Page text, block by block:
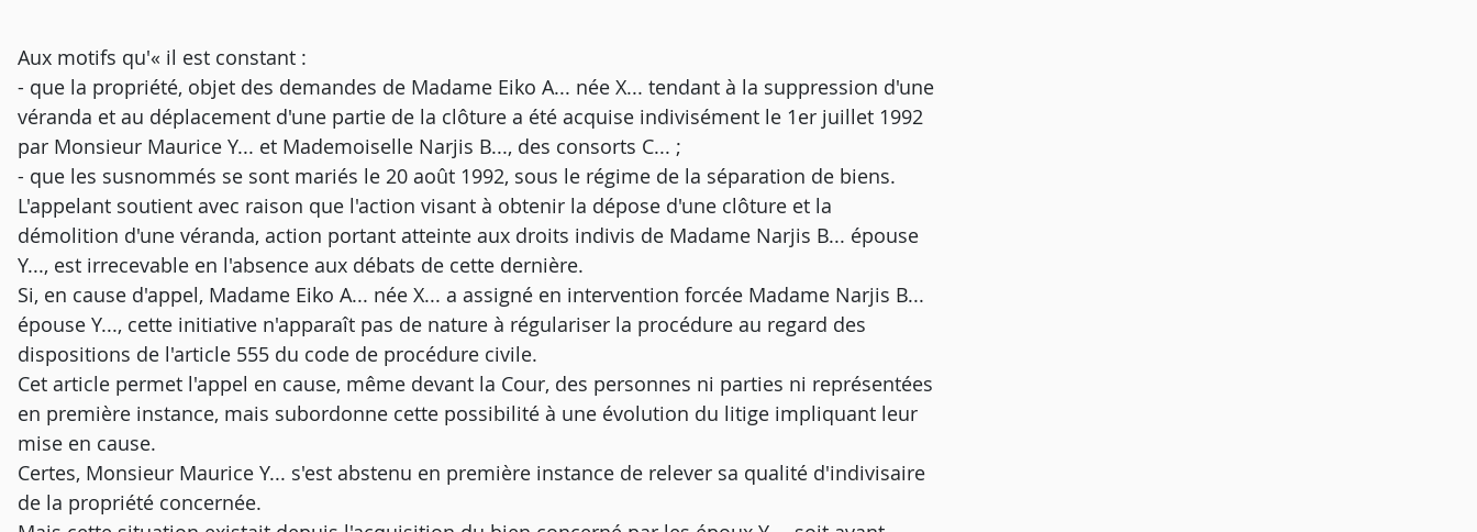
Aux motifs qu'« il est constant :
- que la propriété, objet des demandes de Madame Eiko A... née X... tendant à la suppression d'une
véranda et au déplacement d'une partie de la clôture a été acquise indivisément le 1er juillet 1992
par Monsieur Maurice Y... et Mademoiselle Narjis B..., des consorts C... ;
- que les susnommés se sont mariés le 20 août 1992, sous le régime de la séparation de biens.
L'appelant soutient avec raison que l'action visant à obtenir la dépose d'une clôture et la
démolition d'une véranda, action portant atteinte aux droits indivis de Madame Narjis B... épouse
Y..., est irrecevable en l'absence aux débats de cette dernière.
Si, en cause d'appel, Madame Eiko A... née X... a assigné en intervention forcée Madame Narjis B...
épouse Y..., cette initiative n'apparaît pas de nature à régulariser la procédure au regard des
dispositions de l'article 555 du code de procédure civile.
Cet article permet l'appel en cause, même devant la Cour, des personnes ni parties ni représentées
en première instance, mais subordonne cette possibilité à une évolution du litige impliquant leur
mise en cause.
Certes, Monsieur Maurice Y... s'est abstenu en première instance de relever sa qualité d'indivisaire
de la propriété concernée.